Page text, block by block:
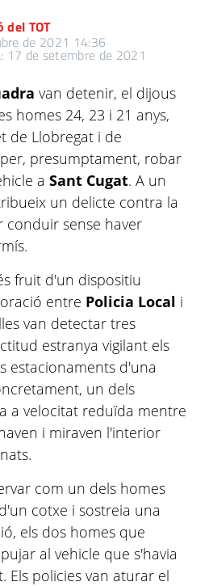
del TOT
de 2021 14:36
17 de setembre de 2021
van detenir, el dijous
homes 24, 23 i 21 anys,
de Llobregat i de
presumptament, robar
a Sant Cugat. A un
un delicte contra la
conduir sense haver
fruit d'un dispositiu
entre Policia Local i
van detectar tres
estranya vigilant els
estacionaments d'una
un dels
a velocitat reduïda mentre
i miraven l'interior
com un dels homes
cotxe i sostreia una
els dos homes que
al vehicle que s'havia
Els policies van aturar el